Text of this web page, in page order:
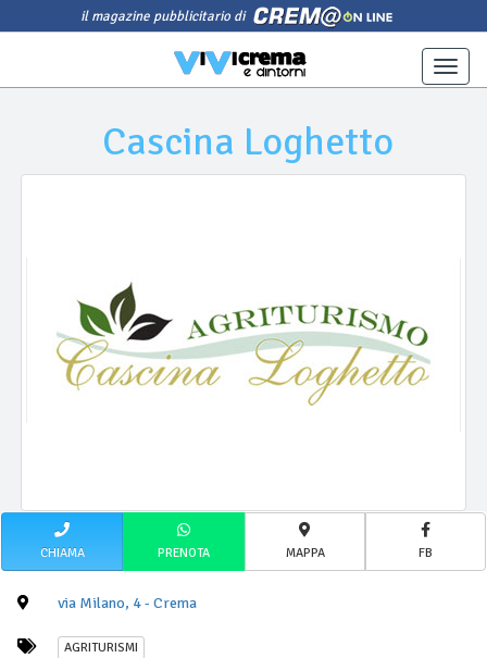
il magazine pubblicitario di
Toggle
Cascina Loghetto
CHIAMA PRENOTA MAPPA FB
via Milano, 4 - Crema
AGRITURISMI